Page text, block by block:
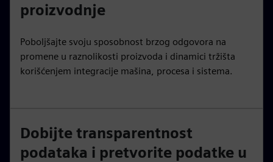
proizvodnje
Poboljšajte svoju sposobnost brzog odgovora na
promene u raznolikosti proizvoda i dinamici tržišta
korišćenjem integracije mašina, procesa i sistema.
Dobijte transparentnost
podataka i pretvorite podatke u